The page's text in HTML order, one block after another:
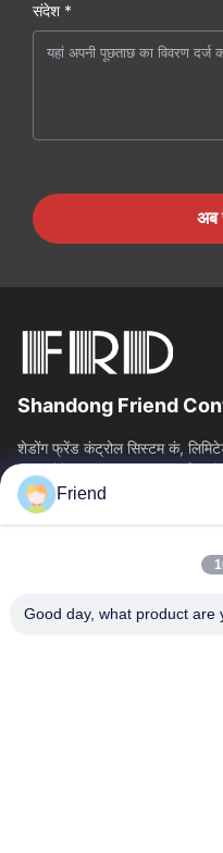
संदेश *
अब
Shandong Friend
शेडोंग फ्रेंड कंट्रोल सिस्टम कं,
इंस्ट्रूमेंटेशन आर एंड डी, विनिर्माण
त्वरित लिंक
फैक्टरी यात्रा
Friend
Good day, what product are